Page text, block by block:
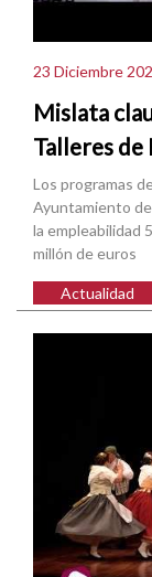
23 Diciembre
Mislata
Talleres de
Los programas
Ayuntamiento
la empleabilidad
millón de euros
Actualidad